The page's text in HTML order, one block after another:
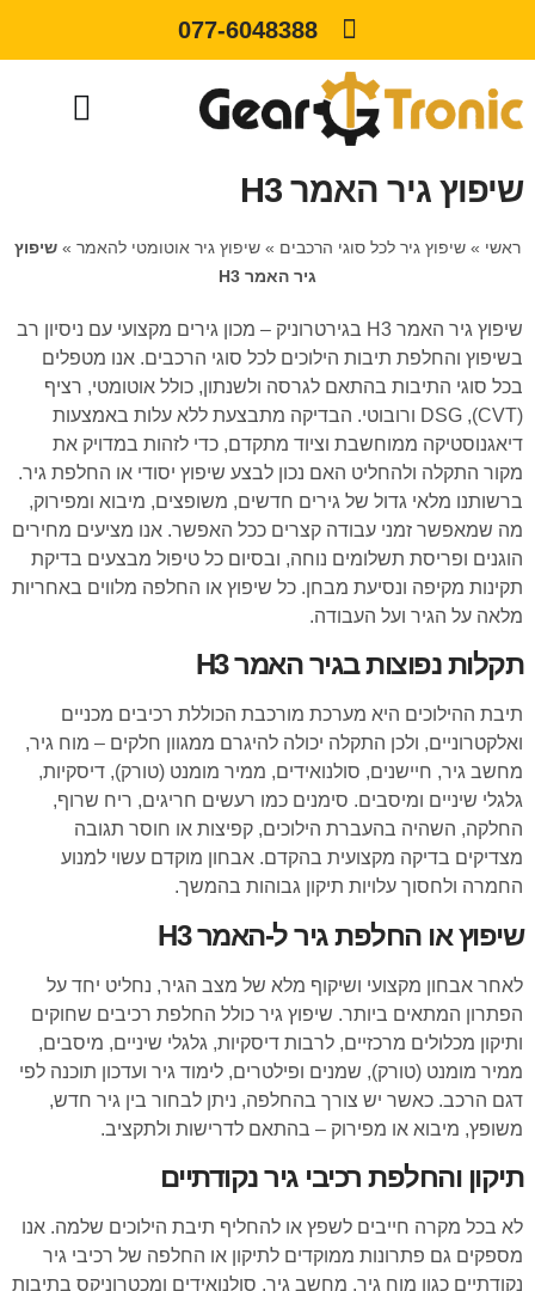
077-6048388
שיפוץ גיר האמר H3
ראשי » שיפוץ גיר לכל סוגי הרכבים » שיפוץ גיר אוטומטי להאמר » שיפוץ
גיר האמר H3
שיפוץ גיר האמר H3 בגירטרוניק – מכון גירים מקצועי עם ניסיון רב
בשיפוץ והחלפת תיבות הילוכים לכל סוגי הרכבים. אנו מטפלים
בכל סוגי התיבות בהתאם לגרסה ולשנתון, כולל אוטומטי, רציף
(CVT), DSG ורובוטי. הבדיקה מתבצעת ללא עלות באמצעות
דיאגנוסטיקה ממוחשבת וציוד מתקדם, כדי לזהות במדויק את
מקור התקלה ולהחליט האם נכון לבצע שיפוץ יסודי או החלפת גיר.
ברשותנו מלאי גדול של גירים חדשים, משופצים, מיבוא ומפירוק,
מה שמאפשר זמני עבודה קצרים ככל האפשר. אנו מציעים מחירים
הוגנים ופריסת תשלומים נוחה, ובסיום כל טיפול מבצעים בדיקת
תקינות מקיפה ונסיעת מבחן. כל שיפוץ או החלפה מלווים באחריות
מלאה על הגיר ועל העבודה.
תקלות נפוצות בגיר האמר H3
תיבת ההילוכים היא מערכת מורכבת הכוללת רכיבים מכניים
ואלקטרוניים, ולכן התקלה יכולה להיגרם ממגוון חלקים – מוח גיר,
מחשב גיר, חיישנים, סולנואידים, ממיר מומנט (טורק), דיסקיות,
גלגלי שיניים ומיסבים. סימנים כמו רעשים חריגים, ריח שרוף,
החלקה, השהיה בהעברת הילוכים, קפיצות או חוסר תגובה
מצדיקים בדיקה מקצועית בהקדם. אבחון מוקדם עשוי למנוע
החמרה ולחסוך עלויות תיקון גבוהות בהמשך.
שיפוץ או החלפת גיר ל-האמר H3
לאחר אבחון מקצועי ושיקוף מלא של מצב הגיר, נחליט יחד על
הפתרון המתאים ביותר. שיפוץ גיר כולל החלפת רכיבים שחוקים
ותיקון מכלולים מרכזיים, לרבות דיסקיות, גלגלי שיניים, מיסבים,
ממיר מומנט (טורק), שמנים ופילטרים, לימוד גיר ועדכון תוכנה לפי
דגם הרכב. כאשר יש צורך בהחלפה, ניתן לבחור בין גיר חדש,
משופץ, מיבוא או מפירוק – בהתאם לדרישות ולתקציב.
תיקון והחלפת רכיבי גיר נקודתיים
לא בכל מקרה חייבים לשפץ או להחליף תיבת הילוכים שלמה. אנו
מספקים גם פתרונות ממוקדים לתיקון או החלפה של רכיבי גיר
נקודתיים כגון מוח גיר, מחשב גיר, סולנואידים ומכטרוניקס בתיבות